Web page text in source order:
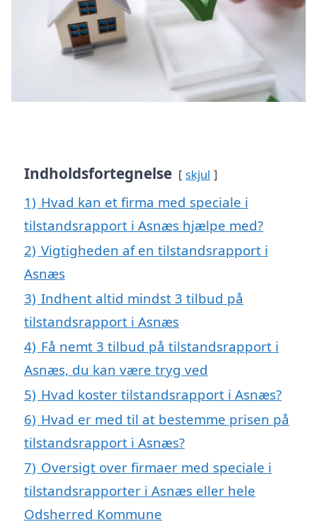
Indholdsfortegnelse skjul
1) Hvad kan et firma med speciale i
tilstandsrapport i Asnæs hjælpe med?
2) Vigtigheden af en tilstandsrapport i
Asnæs
3) Indhent altid mindst 3 tilbud på
tilstandsrapport i Asnæs
4) Få nemt 3 tilbud på tilstandsrapport i
Asnæs, du kan være tryg ved
5) Hvad koster tilstandsrapport i Asnæs?
6) Hvad er med til at bestemme prisen på
tilstandsrapport i Asnæs?
7) Oversigt over firmaer med speciale i
tilstandsrapporter i Asnæs eller hele
Odsherred Kommune